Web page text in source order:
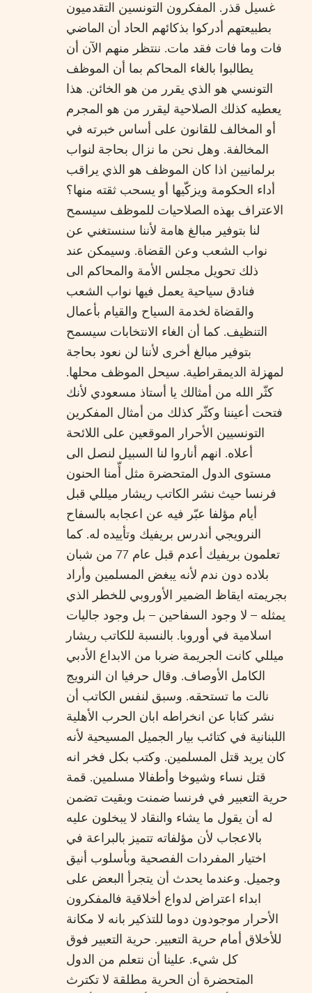
غسيل قذر. المفكرون التونسين التقدميون
بطبيعتهم أدركوا بذكائهم الحاد أن الماضي
فات وما فات فقد مات. ننتظر منهم الآن أن
يطالبوا بالغاء المحاكم بما أن الموظف
التونسي هو الذي يقرر من هو الخائن. هذا
يعطيه كذلك الصلاحية ليقرر من هو المجرم
أو المخالف للقانون على أساس خبرته في
المخالفة. وهل نحن ما نزال بحاجة لنواب
برلمانيين اذا كان الموظف هو الذي يراقب
أداء الحكومة ويزكّيها أو يسحب ثقته منها؟
الاعتراف بهذه الصلاحيات للموظف سيسمح
لنا بتوفير مبالغ هامة لأننا سنستغني عن
نواب الشعب وعن القضاة. وسيمكن عند
ذلك تحويل مجلس الأمة والمحاكم الى
فنادق سياحية يعمل فيها نواب الشعب
والقضاة لخدمة السياح والقيام بأعمال
التنظيف. كما أن الغاء الانتخابات سيسمح
بتوفير مبالغ أخرى لأننا لن نعود بحاجة
لمهزلة الديمقراطية. سيحل الموظف محلها.
كثّر الله من أمثالك يا أستاذ مسعودي لأنك
فتحت أعيننا وكثّر كذلك من أمثال المفكرين
التونسيين الأحرار الموقعين على اللائحة
أعلاه. انهم أناروا لنا السبيل لنصل الى
مستوى الدول المتحضرة مثل أّمنا الحنون
فرنسا حيث نشر الكاتب ريشار ميللي قبل
أيام مؤلفا عبّر فيه عن اعجابه بالسفاح
النرويجي أندرس بريفيك وتأييده له. كما
تعلمون بريفيك أعدم قبل عام 77 من شبان
بلاده دون ندم لأنه يبغض المسلمين وأراد
بجريمته ايقاظ الضمير الأوروبي للخطر الذي
يمثله – لا وجود السفاحين – بل وجود جاليات
اسلامية في أوروبا. بالنسبة للكاتب ريشار
ميللي كانت الجريمة ضربا من الابداع الأدبي
الكامل الأوصاف. وقال حرفيا ان النرويج
نالت ما تستحقه. وسبق لنفس الكاتب أن
نشر كتابا عن انخراطه ابان الحرب الأهلية
اللبنانية في كتائب بيار الجميل المسيحية لأنه
كان يريد قتل المسلمين. وكتب بكل فخر انه
قتل نساء وشيوخا وأطفالا مسلمين. قمة
حرية التعبير في فرنسا ضمنت وبقيت تضمن
له أن يقول ما يشاء والنقاد لا يبخلون عليه
بالاعجاب لأن مؤلفاته تتميز بالبراعة في
اختيار المفردات الفصحية وبأسلوب أنيق
وجميل. وعندما يحدث أن يتجرأ البعض على
ابداء اعتراض لدواع أخلاقية فالمفكرون
الأحرار موجودون دوما للتذكير بانه لا مكانة
للأخلاق أمام حرية التعبير. حرية التعبير فوق
كل شيء. علينا أن نتعلم من الدول
المتحضرة أن الحرية مطلقة لا تكترث